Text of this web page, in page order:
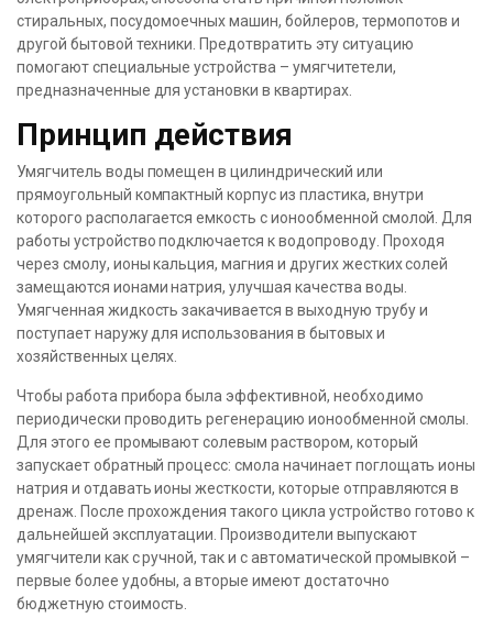
стиральных, посудомоечных машин, бойлеров, термопотов и
другой бытовой техники. Предотвратить эту ситуацию
помогают специальные устройства – умягчитетели,
предназначенные для установки в квартирах.
Принцип действия
Умягчитель воды помещен в цилиндрический или
прямоугольный компактный корпус из пластика, внутри
которого располагается емкость с ионообменной смолой. Для
работы устройство подключается к водопроводу. Проходя
через смолу, ионы кальция, магния и других жестких солей
замещаются ионами натрия, улучшая качества воды.
Умягченная жидкость закачивается в выходную трубу и
поступает наружу для использования в бытовых и
хозяйственных целях.
Чтобы работа прибора была эффективной, необходимо
периодически проводить регенерацию ионообменной смолы.
Для этого ее промывают солевым раствором, который
запускает обратный процесс: смола начинает поглощать ионы
натрия и отдавать ионы жесткости, которые отправляются в
дренаж. После прохождения такого цикла устройство готово к
дальнейшей эксплуатации. Производители выпускают
умягчители как с ручной, так и с автоматической промывкой –
первые более удобны, а вторые имеют достаточно
бюджетную стоимость.